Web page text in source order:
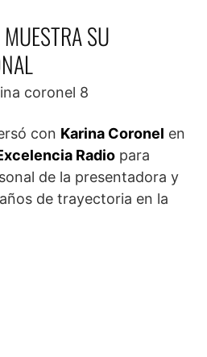
SU
con Karina Coronel en
Radio para
de la presentadora y
de trayectoria en la